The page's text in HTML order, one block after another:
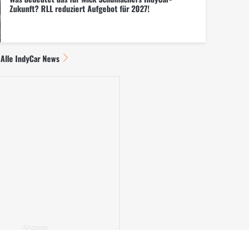
Zukunft? RLL reduziert Aufgebot für 2027!
Alle IndyCar News